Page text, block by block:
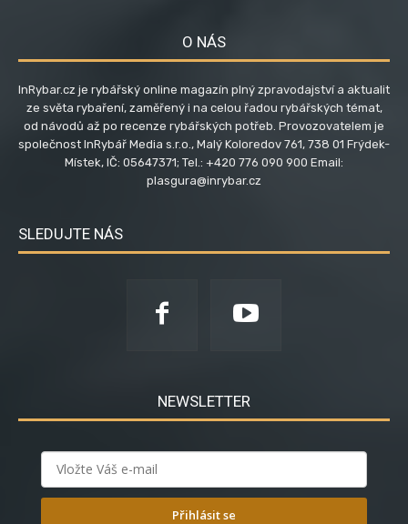
O NÁS
InRybar.cz je rybářský online magazín plný zpravodajství a aktualit
ze světa rybaření, zaměřený i na celou řadou rybářských témat,
od návodů až po recenze rybářských potřeb. Provozovatelem je
společnost InRybář Media s.r.o., Malý Koloredov 761, 738 01 Frýdek-
Místek, IČ: 05647371; Tel.: +420 776 090 900 Email:
plasgura@inrybar.cz
SLEDUJTE NÁS
NEWSLETTER
Přihlásit se